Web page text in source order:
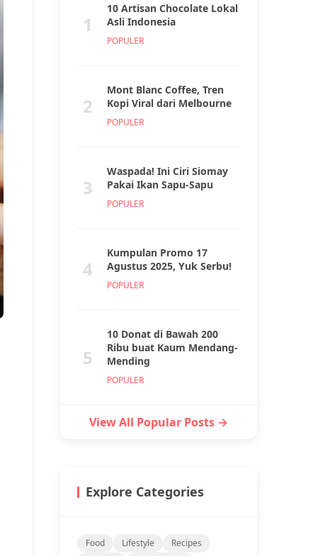
1
10 Artisan Chocolate Lokal
Asli Indonesia
POPULER
2
Mont Blanc Coffee, Tren
Kopi Viral dari Melbourne
POPULER
3
Waspada! Ini Ciri Siomay
Pakai Ikan Sapu-Sapu
POPULER
4
Kumpulan Promo 17
Agustus 2025, Yuk Serbu!
POPULER
5
10 Donat di Bawah 200
Ribu buat Kaum Mendang-
Mending
POPULER
View All Popular Posts →
Explore Categories
Food Lifestyle
Recipes